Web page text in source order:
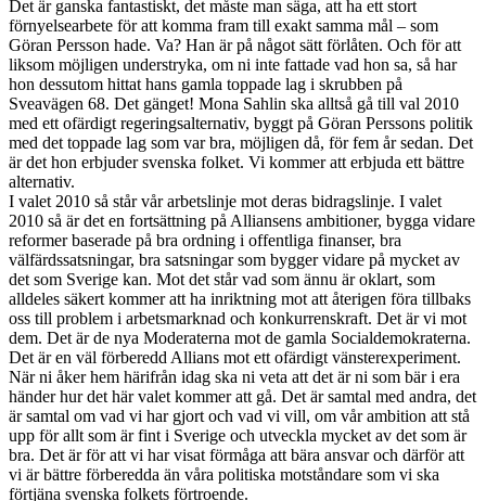
Det är ganska fantastiskt, det måste man säga, att ha ett stort
förnyelsearbete för att komma fram till exakt samma mål – som
Göran Persson hade. Va? Han är på något sätt förlåten. Och för att
liksom möjligen understryka, om ni inte fattade vad hon sa, så har
hon dessutom hittat hans gamla toppade lag i skrubben på
Sveavägen 68. Det gänget! Mona Sahlin ska alltså gå till val 2010
med ett ofärdigt regeringsalternativ, byggt på Göran Perssons politik
med det toppade lag som var bra, möjligen då, för fem år sedan. Det
är det hon erbjuder svenska folket. Vi kommer att erbjuda ett bättre
alternativ.
I valet 2010 så står vår arbetslinje mot deras bidragslinje. I valet
2010 så är det en fortsättning på Alliansens ambitioner, bygga vidare
reformer baserade på bra ordning i offentliga finanser, bra
välfärdssatsningar, bra satsningar som bygger vidare på mycket av
det som Sverige kan. Mot det står vad som ännu är oklart, som
alldeles säkert kommer att ha inriktning mot att återigen föra tillbaks
oss till problem i arbetsmarknad och konkurrenskraft. Det är vi mot
dem. Det är de nya Moderaterna mot de gamla Socialdemokraterna.
Det är en väl förberedd Allians mot ett ofärdigt vänsterexperiment.
När ni åker hem härifrån idag ska ni veta att det är ni som bär i era
händer hur det här valet kommer att gå. Det är samtal med andra, det
är samtal om vad vi har gjort och vad vi vill, om vår ambition att stå
upp för allt som är fint i Sverige och utveckla mycket av det som är
bra. Det är för att vi har visat förmåga att bära ansvar och därför att
vi är bättre förberedda än våra politiska motståndare som vi ska
förtjäna svenska folkets förtroende.